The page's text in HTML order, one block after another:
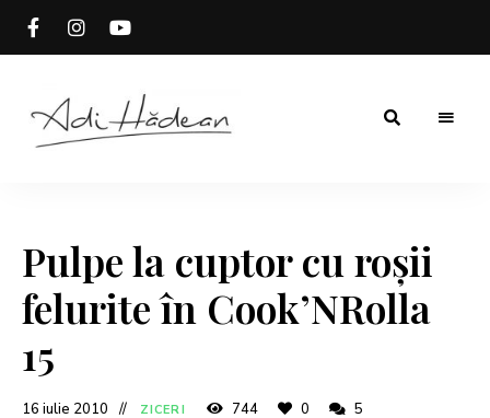
Pulpe la cuptor cu roșii
felurite în Cook’NRolla
15
16 iulie 2010 ZICERI 744 0 5